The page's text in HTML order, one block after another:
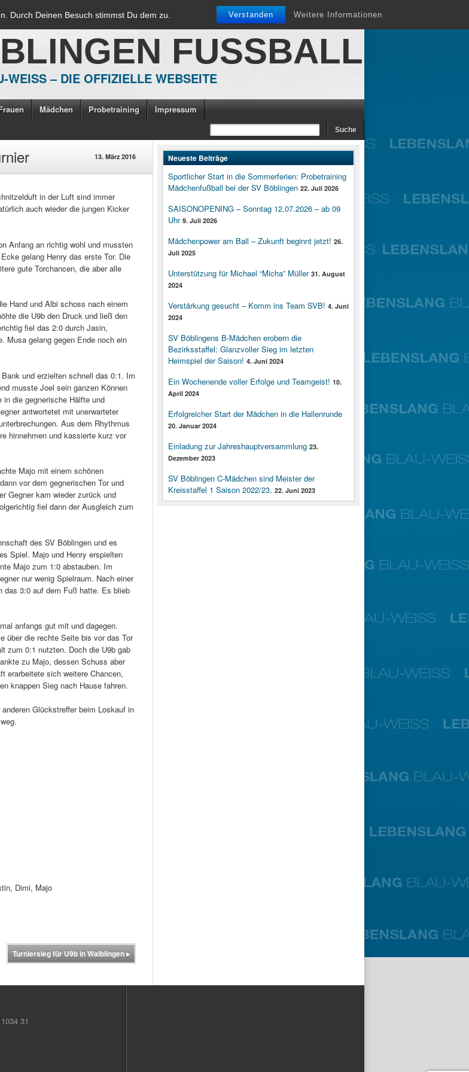
Durch Deinen Besuch stimmst Du dem zu. Verstanden Weitere Informationen
FUSSBALL
WEISS – DIE OFFIZIELLE WEBSEITE
Mädchen Probetraining Impressum
13. März 2016
in der Luft sind immer
auch wieder die jungen Kicker
Anfang an richtig wohl und mussten
gelang Henry das erste Tor. Die
gute Torchancen, die aber alle
Hand und Albi schoss nach einem
die U9b den Druck und ließ den
fiel das 2:0 durch Jasin,
Musa gelang gegen Ende noch ein
und erzielten schnell das 0:1. Im
musste Joel sein ganzen Können
in die gegnerische Hälfte und
antwortetet mit unerwarteter
Aus dem Rhythmus
hinnehmen und kassierte kurz vor
Majo mit einem schönen
vor dem gegnerischen Tor und
Gegner kam wieder zurück und
fiel dann der Ausgleich zum
des SV Böblingen und es
Spiel. Majo und Henry erspielten
Majo zum 1:0 abstauben. Im
nur wenig Spielraum. Nach einer
das 3:0 auf dem Fuß hatte. Es blieb
anfangs gut mit und dagegen.
über die rechte Seite bis vor das Tor
zum 0:1 nutzten. Doch die U9b gab
zu Majo, dessen Schuss aber
erarbeitete sich weitere Chancen,
knappen Sieg nach Hause fahren.
Glückstreffer beim Loskauf in
Dimi, Majo
Turniersieg für U9b in Waiblingen▸
Neueste Beiträge
Sportlicher Start in die Sommerferien: Probetraining
Mädchenfußball bei der SV Böblingen 22. Juli 2026
SAISONOPENING – Sonntag 12.07.2026 – ab 09
Uhr 9. Juli 2026
Mädchenpower am Ball – Zukunft beginnt jetzt! 26.
Juli 2025
Unterstützung für Michael “Micha” Müller 31. August
2024
Verstärkung gesucht – Komm ins Team SVB! 4. Juni
2024
SV Böblingens B-Mädchen erobern die
Bezirksstaffel: Glanzvoller Sieg im letzten
Heimspiel der Saison! 4. Juni 2024
Ein Wochenende voller Erfolge und Teamgeist! 10.
April 2024
Erfolgreicher Start der Mädchen in die Hallenrunde
20. Januar 2024
Einladung zur Jahreshauptversammlung 23.
Dezember 2023
SV Böblingen C-Mädchen sind Meister der
Kreisstaffel 1 Saison 2022/23. 22. Juni 2023
31